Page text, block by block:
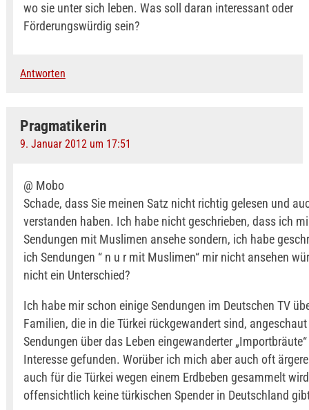
wo sie unter sich leben. Was soll daran interessant oder
Förderungswürdig sein?
Antworten
Pragmatikerin
9. Januar 2012 um 17:51
@ Mobo
Schade, dass Sie meinen Satz nicht richtig gelesen und
verstanden haben. Ich habe nicht geschrieben, dass ich
Sendungen mit Muslimen ansehe sondern, ich habe
ich Sendungen “ n u r mit Muslimen“ mir nicht ansehen
nicht ein Unterschied?
Ich habe mir schon einige Sendungen im Deutschen TV
Familien, die in die Türkei rückgewandert sind,
Sendungen über das Leben eingewanderter
Interesse gefunden. Worüber ich mich aber auch oft
auch für die Türkei wegen einem Erdbeben gesammelt
offensichtlich keine türkischen Spender in Deutschland